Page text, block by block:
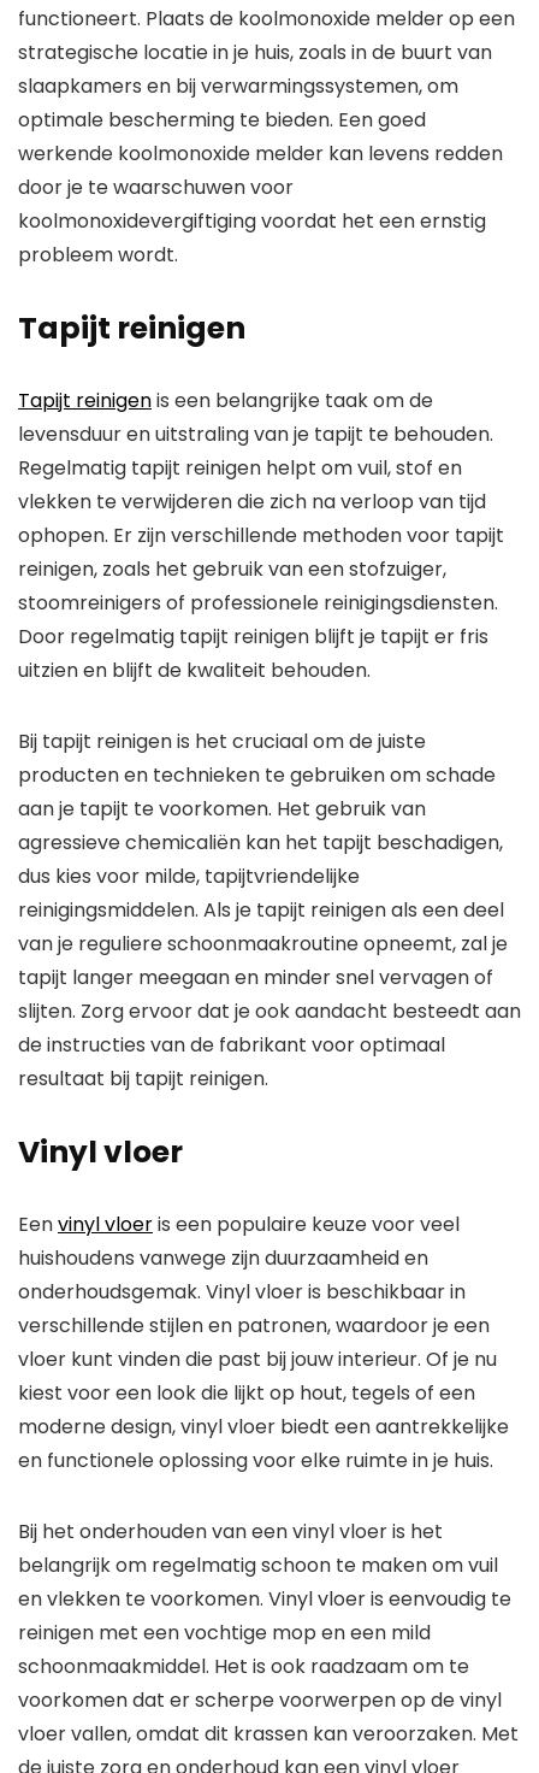
functioneert. Plaats de koolmonoxide melder op een
strategische locatie in je huis, zoals in de buurt van
slaapkamers en bij verwarmingssystemen, om
optimale bescherming te bieden. Een goed
werkende koolmonoxide melder kan levens redden
door je te waarschuwen voor
koolmonoxidevergiftiging voordat het een ernstig
probleem wordt.
Tapijt reinigen
Tapijt reinigenis een belangrijke taak om de
levensduur en uitstraling van je tapijt te behouden.
Regelmatig tapijt reinigen helpt om vuil, stof en
vlekken te verwijderen die zich na verloop van tijd
ophopen. Er zijn verschillende methoden voor tapijt
reinigen, zoals het gebruik van een stofzuiger,
stoomreinigers of professionele reinigingsdiensten.
Door regelmatig tapijt reinigen blijft je tapijt er fris
uitzien en blijft de kwaliteit behouden.
Bij tapijt reinigen is het cruciaal om de juiste
producten en technieken te gebruiken om schade
aan je tapijt te voorkomen. Het gebruik van
agressieve chemicaliën kan het tapijt beschadigen,
dus kies voor milde, tapijtvriendelijke
reinigingsmiddelen. Als je tapijt reinigen als een deel
van je reguliere schoonmaakroutine opneemt, zal je
tapijt langer meegaan en minder snel vervagen of
slijten. Zorg ervoor dat je ook aandacht besteedt aan
de instructies van de fabrikant voor optimaal
resultaat bij tapijt reinigen.
Vinyl vloer
Eenvinyl vloeris een populaire keuze voor veel
huishoudens vanwege zijn duurzaamheid en
onderhoudsgemak. Vinyl vloer is beschikbaar in
verschillende stijlen en patronen, waardoor je een
vloer kunt vinden die past bij jouw interieur. Of je nu
kiest voor een look die lijkt op hout, tegels of een
moderne design, vinyl vloer biedt een aantrekkelijke
en functionele oplossing voor elke ruimte in je huis.
Bij het onderhouden van een vinyl vloer is het
belangrijk om regelmatig schoon te maken om vuil
en vlekken te voorkomen. Vinyl vloer is eenvoudig te
reinigen met een vochtige mop en een mild
schoonmaakmiddel. Het is ook raadzaam om te
voorkomen dat er scherpe voorwerpen op de vinyl
vloer vallen, omdat dit krassen kan veroorzaken. Met